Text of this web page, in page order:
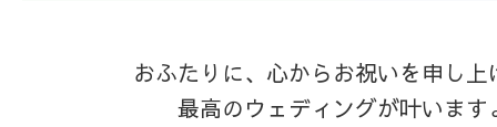
おふたりに、心からお祝いを申し上
最高のウェディングが叶います